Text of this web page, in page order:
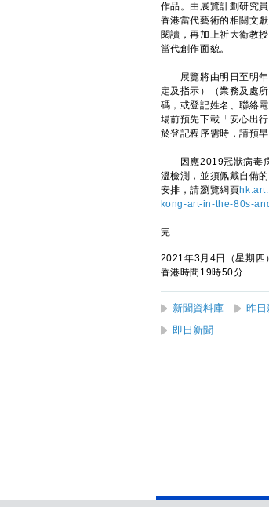
作品。由展覽計劃研究
香港當代藝術的相關文
閱讀，再加上祈大衛教
當代創作面貌。
展覽將由明日至明年
定及指示）（業務及處
碼，或登記姓名、聯絡
場前預先下載「安心出
於登記程序需時，請預
因應2019冠狀病毒病
溫檢測，並須佩戴自備
安排，請瀏覽網頁
kong-art-in-the-80s-
完
2021年3月4日（星期四）
香港時間19時50分
新聞資料庫 昨日
即日新聞